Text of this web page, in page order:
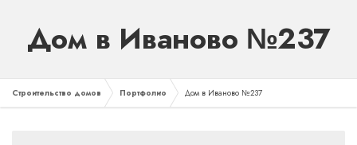
Дом в Иваново №237
Строительство домов Портфолио Дом в Иваново №237